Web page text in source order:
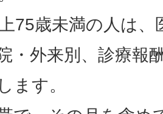
75歳未満の人は、
・外来別、診療報
ます。